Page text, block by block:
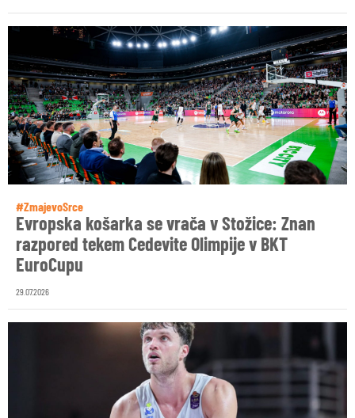
#ZmajevoSrce
Evropska košarka se vrača v Stožice: Znan
razpored tekem Cedevite Olimpije v BKT
EuroCupu
29.07.2026